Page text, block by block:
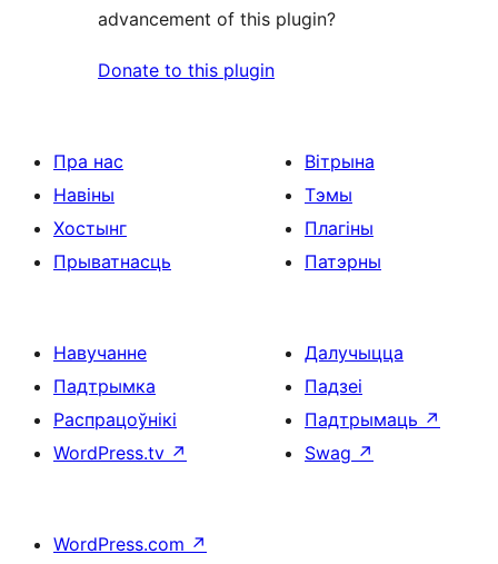
advancement of this plugin?
Donate to this plugin
Пра нас
Навіны
Хостынг
Прыватнасць
Вітрына
Тэмы
Плагіны
Патэрны
Навучанне
Падтрымка
Распрацоўнікі
WordPress.tv ↗
Далучыцца
Падзеі
Падтрымаць ↗
Swag ↗
WordPress.com ↗